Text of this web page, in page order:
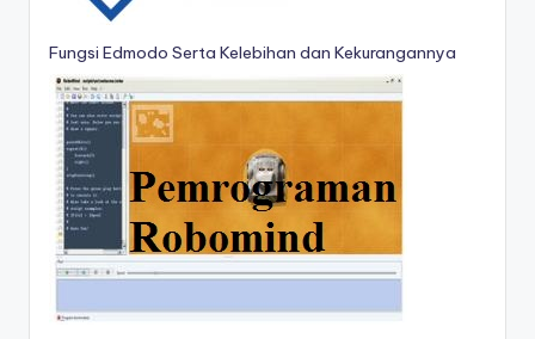
Fungsi Edmodo Serta Kelebihan dan Kekurangannya